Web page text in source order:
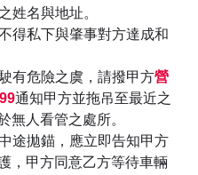
姓名與地址。
得私下與肇事對方達成和
有危險之虞，請撥甲方營
通知甲方並拖吊至最近之
無人看管之處所。
途拋錨，應立即告知甲方
，甲方同意乙方等待車輛